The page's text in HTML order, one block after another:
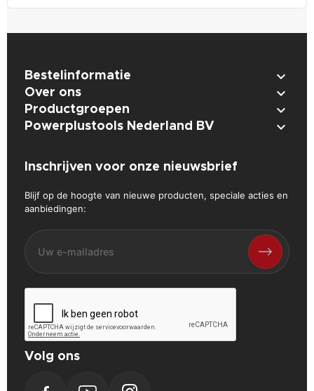
Bestelinformatie 
Over ons 
Productgroepen 
Powerplustools Nederland BV 
Inschrijven voor onze nieuwsbrief
Blijf op de hoogte van nieuwe producten, speciale acties en
aanbiedingen:
Volg ons